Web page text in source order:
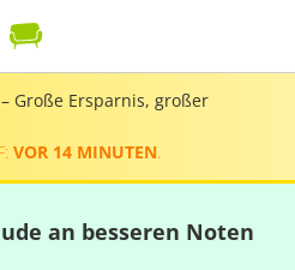
– Große Ersparnis, großer
VOR 14 MINUTEN
an besseren Noten